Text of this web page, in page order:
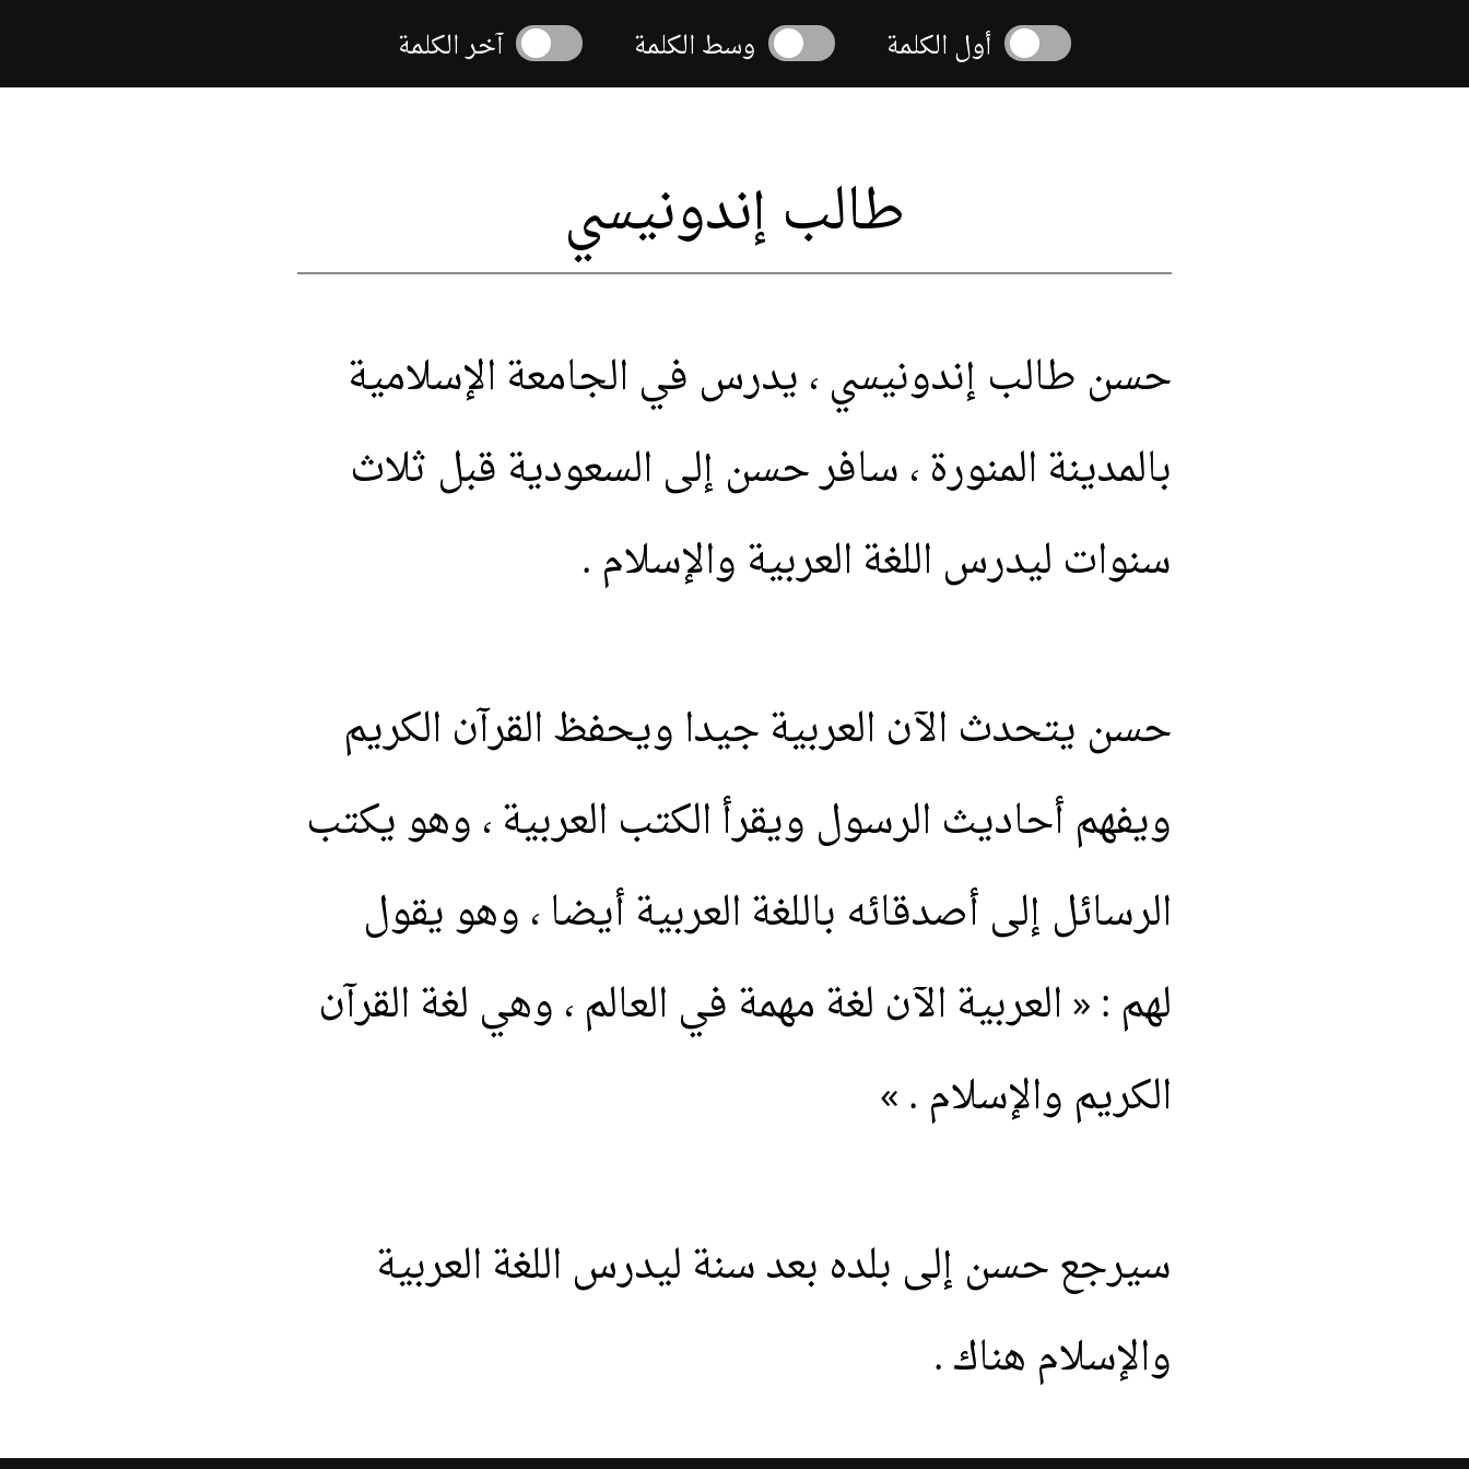
أول الكلمة وسط الكلمة آخر الكلمة
طالب إندونيسي
حسن طالب إندونيسي ، يدرس في الجامعة الإسلامية
بالمدينة المنورة ، سافر حسن إلى السعودية قبل ثلاث
سنوات ليدرس اللغة العربية والإسلام .
حسن يتحدث الآن العربية جيدا ويحفظ القرآن الكريم
ويفهم أحاديث الرسول ويقرأ الكتب العربية ، وهو يكتب
الرسائل إلى أصدقائه باللغة العربية أيضا ، وهو يقول
لهم : « العربية الآن لغة مهمة في العالم ، وهي لغة القرآن
الكريم والإسلام . »
سيرجع حسن إلى بلده بعد سنة ليدرس اللغة العربية
والإسلام هناك .